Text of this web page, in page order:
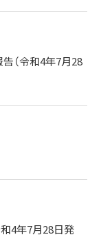
（令和4年7月28
4年7月28日発